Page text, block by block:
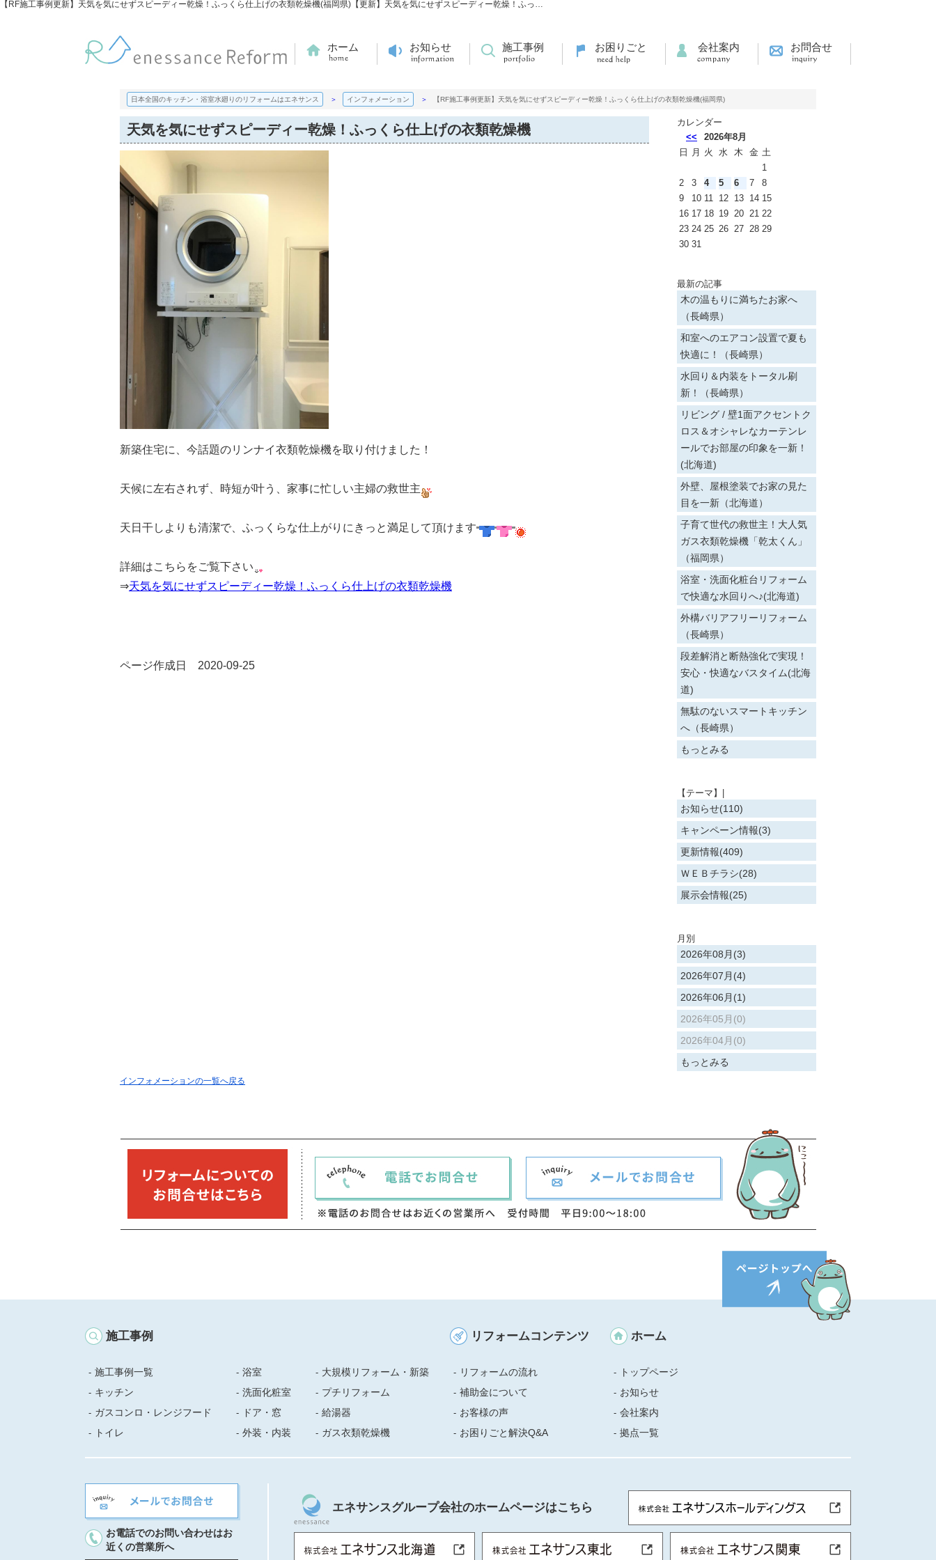
【RF施工事例更新】天気を気にせずスピーディー乾燥！ふっくら仕上げの衣類乾燥機(福岡県)【更新】天気を気にせずスピーディー乾燥！ふっくら仕上げの衣類乾燥機 | 日本全国のキッチン・浴室水廻りのリフォームのことならエネサンス
ホーム お知らせ 施工事例 お困りごと 会社案内 お問合せ
日本全国のキッチン・浴室水廻りのリフォームはエネサンス インフォメーション 【RF施工事例更新】天気を気にせずスピーディー乾燥！ふっくら仕上げの衣類乾燥機(福岡県)
天気を気にせずスピーディー乾燥！ふっくら仕上げの衣類乾燥機
新築住宅に、今話題のリンナイ衣類乾燥機を取り付けました！
天候に左右されず、時短が叶う、家事に忙しい主婦の救世主
天日干しよりも清潔で、ふっくらな仕上がりにきっと満足して頂けます
詳細はこちらをご覧下さい
⇒天気を気にせずスピーディー乾燥！ふっくら仕上げの衣類乾燥機
ページ作成日 2020-09-25
カレンダー
<<
2026年8月
日
月 火 水 木 金 土
1
2
3 4 5 6 7
8
9
10 11 12 13 14 15
16 17 18 19 20 21 22
23 24 25 26 27 28 29
30 31
最新の記事
木の温もりに満ちたお家へ
（長崎県）
和室へのエアコン設置で夏も
快適に！（長崎県）
水回り＆内装をトータル刷
新！（長崎県）
リビング / 壁1面アクセントク
ロス＆オシャレなカーテンレ
ールでお部屋の印象を一新！
(北海道)
外壁、屋根塗装でお家の見た
目を一新（北海道）
子育て世代の救世主！大人気
ガス衣類乾燥機「乾太くん」
（福岡県）
浴室・洗面化粧台リフォーム
で快適な水回りへ♪(北海道)
外構バリアフリーリフォーム
（長崎県）
段差解消と断熱強化で実現！
安心・快適なバスタイム(北海
道)
無駄のないスマートキッチン
へ（長崎県）
もっとみる
【テーマ】|
お知らせ(110)
キャンペーン情報(3)
更新情報(409)
ＷＥＢチラシ(28)
展示会情報(25)
月別
2026年08月(3)
2026年07月(4)
2026年06月(1)
2026年05月(0)
2026年04月(0)
もっとみる
インフォメーションの一覧へ戻る
施工事例
施工事例一覧
キッチン
ガスコンロ・レンジフード
トイレ
浴室
洗面化粧室
ドア・窓
外装・内装
大規模リフォーム・新築
プチリフォーム
給湯器
ガス衣類乾燥機
リフォームコンテンツ
リフォームの流れ
補助金について
お客様の声
お困りごと解決Q&A
ホーム
トップページ
お知らせ
会社案内
拠点一覧
お電話でのお問い合わせはお
近くの営業所へ
エネサンスグループ会社のホームページはこちら